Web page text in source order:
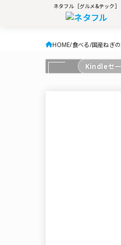
ネタフル［グルメ&テック］
HOME 食べる 国産ねぎ
Kindleセ